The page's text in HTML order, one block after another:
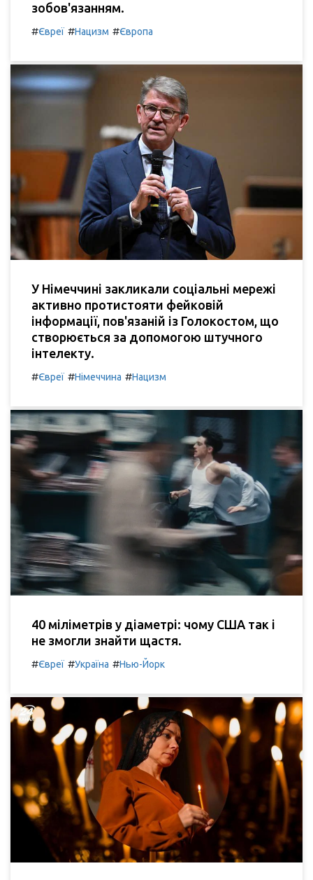
зобов'язанням.
#Євреї #Нацизм #Європа
У Німеччині закликали соціальні мережі
активно протистояти фейковій
інформації, пов'язаній із Голокостом, що
створюється за допомогою штучного
інтелекту.
#Євреї #Німеччина #Нацизм
40 міліметрів у діаметрі: чому США так і
не змогли знайти щастя.
#Євреї #Україна #Нью-Йорк